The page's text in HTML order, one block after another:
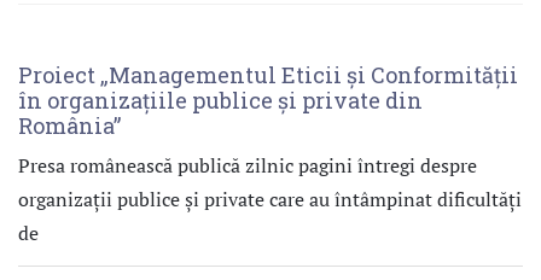
Proiect „Managementul Eticii şi Conformităţii
în organizaţiile publice şi private din
România”
Presa românească publică zilnic pagini întregi despre
organizaţii publice şi private care au întâmpinat dificultăţi
de